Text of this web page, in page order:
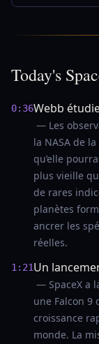
Today's
0:36Webb
— Les
la NASA de
qu’elle
plus vieille
de rares
planètes
ancrer les
réelles.
1:21Un
— SpaceX a
une Falcon 9
croissance
monde. La